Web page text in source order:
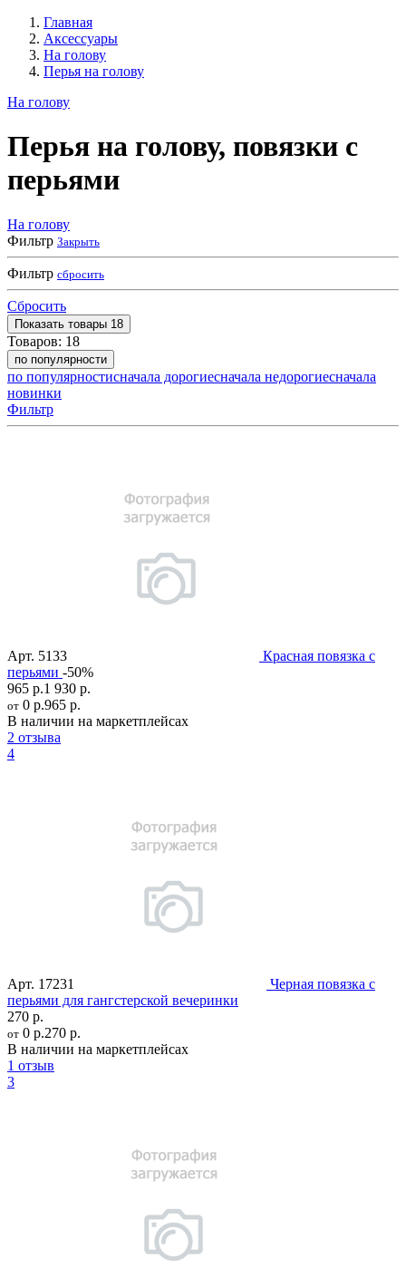
Главная
Аксессуары
На голову
Перья на голову
На голову
Перья на голову, повязки с
перьями
На голову
Фильтр Закрыть
Фильтр сбросить
Сбросить
Показать товары 18
Товаров: 18
по популярности
по популярностисначала дорогиесначала недорогиесначала
новинки
Фильтр
Арт. 5133
Красная повязка с
перьями -50%
965 р.1 930 р.
от 0 р.965 р.
В наличии на маркетплейсах
2 отзыва
4
Арт. 17231
Черная повязка с
перьями для гангстерской вечеринки
270 р.
от 0 р.270 р.
В наличии на маркетплейсах
1 отзыв
3